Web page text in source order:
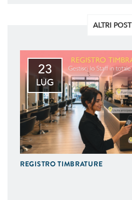
ALTRI POST
23
LUG
REGISTRO TIMBRATURE